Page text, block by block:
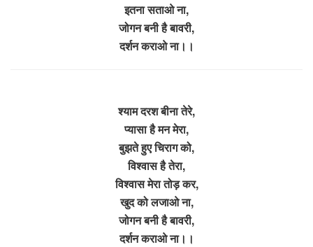
इतना सताओ ना,
जोगन बनी है बावरी,
दर्शन कराओ ना।।
श्याम दरश बीना तेरे,
प्यासा है मन मेरा,
बुझते हुए चिराग को,
विश्वास है तेरा,
विश्वास मेरा तोड़ कर,
खुद को लजाओ ना,
जोगन बनी है बावरी,
दर्शन कराओ ना।।